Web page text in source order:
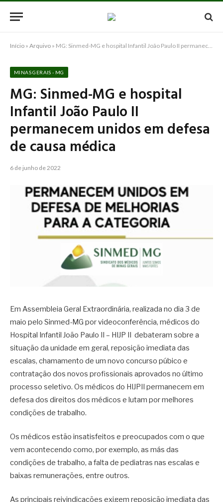
Início » Arquivo » MG: Sinmed-MG e hospital Infantil João Paulo II permanecem unidos em defesa de causa médica
MINAS GERAIS - MG
MG: Sinmed-MG e hospital
Infantil João Paulo II
permanecem unidos em defesa
de causa médica
6 de junho de 2022
Em Assembleia Geral Extraordinária, realizada no dia 3 de
maio pelo Sinmed-MG por videoconferência, médicos do
Hospital Infantil João Paulo II – HIJP II debateram sobre a
situação da unidade em geral, reposição imediata das
escalas, chamamento de um novo concurso púbico e
contratação dos novos profissionais aprovados no último
processo seletivo. Os médicos do HIJPII permanecem em
defesa dos direitos dos médicos e lutam por melhores
condições de trabalho.
Os médicos estão insatisfeitos e preocupados com o que
vem acontecendo como, por exemplo, as más das
condições de trabalho, a falta de pediatras nas escalas e
baixas remunerações, entre outros.
As principais reivindicações exigem reposição imediata das